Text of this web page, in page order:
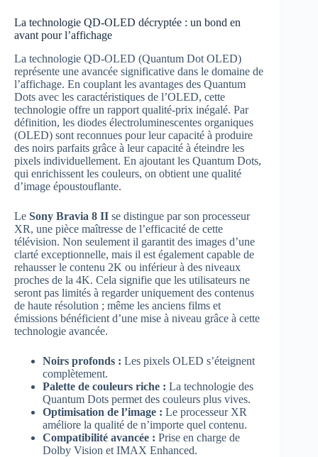
La technologie QD-OLED décryptée : un bond en
avant pour l’affichage
La technologie QD-OLED (Quantum Dot OLED)
représente une avancée significative dans le domaine de
l’affichage. En couplant les avantages des Quantum
Dots avec les caractéristiques de l’OLED, cette
technologie offre un rapport qualité-prix inégalé. Par
définition, les diodes électroluminescentes organiques
(OLED) sont reconnues pour leur capacité à produire
des noirs parfaits grâce à leur capacité à éteindre les
pixels individuellement. En ajoutant les Quantum Dots,
qui enrichissent les couleurs, on obtient une qualité
d’image époustouflante.
Le Sony Bravia 8 II se distingue par son processeur
XR, une pièce maîtresse de l’efficacité de cette
télévision. Non seulement il garantit des images d’une
clarté exceptionnelle, mais il est également capable de
rehausser le contenu 2K ou inférieur à des niveaux
proches de la 4K. Cela signifie que les utilisateurs ne
seront pas limités à regarder uniquement des contenus
de haute résolution ; même les anciens films et
émissions bénéficient d’une mise à niveau grâce à cette
technologie avancée.
Noirs profonds : Les pixels OLED s’éteignent
complètement.
Palette de couleurs riche : La technologie des
Quantum Dots permet des couleurs plus vives.
Optimisation de l’image : Le processeur XR
améliore la qualité de n’importe quel contenu.
Compatibilité avancée : Prise en charge de
Dolby Vision et IMAX Enhanced.